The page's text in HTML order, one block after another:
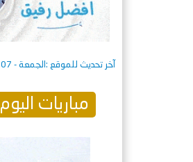
آخر تحديث للموقع : الجمعة - 07 أغسطس 2026 - 06:45 ص
مباريات اليوم